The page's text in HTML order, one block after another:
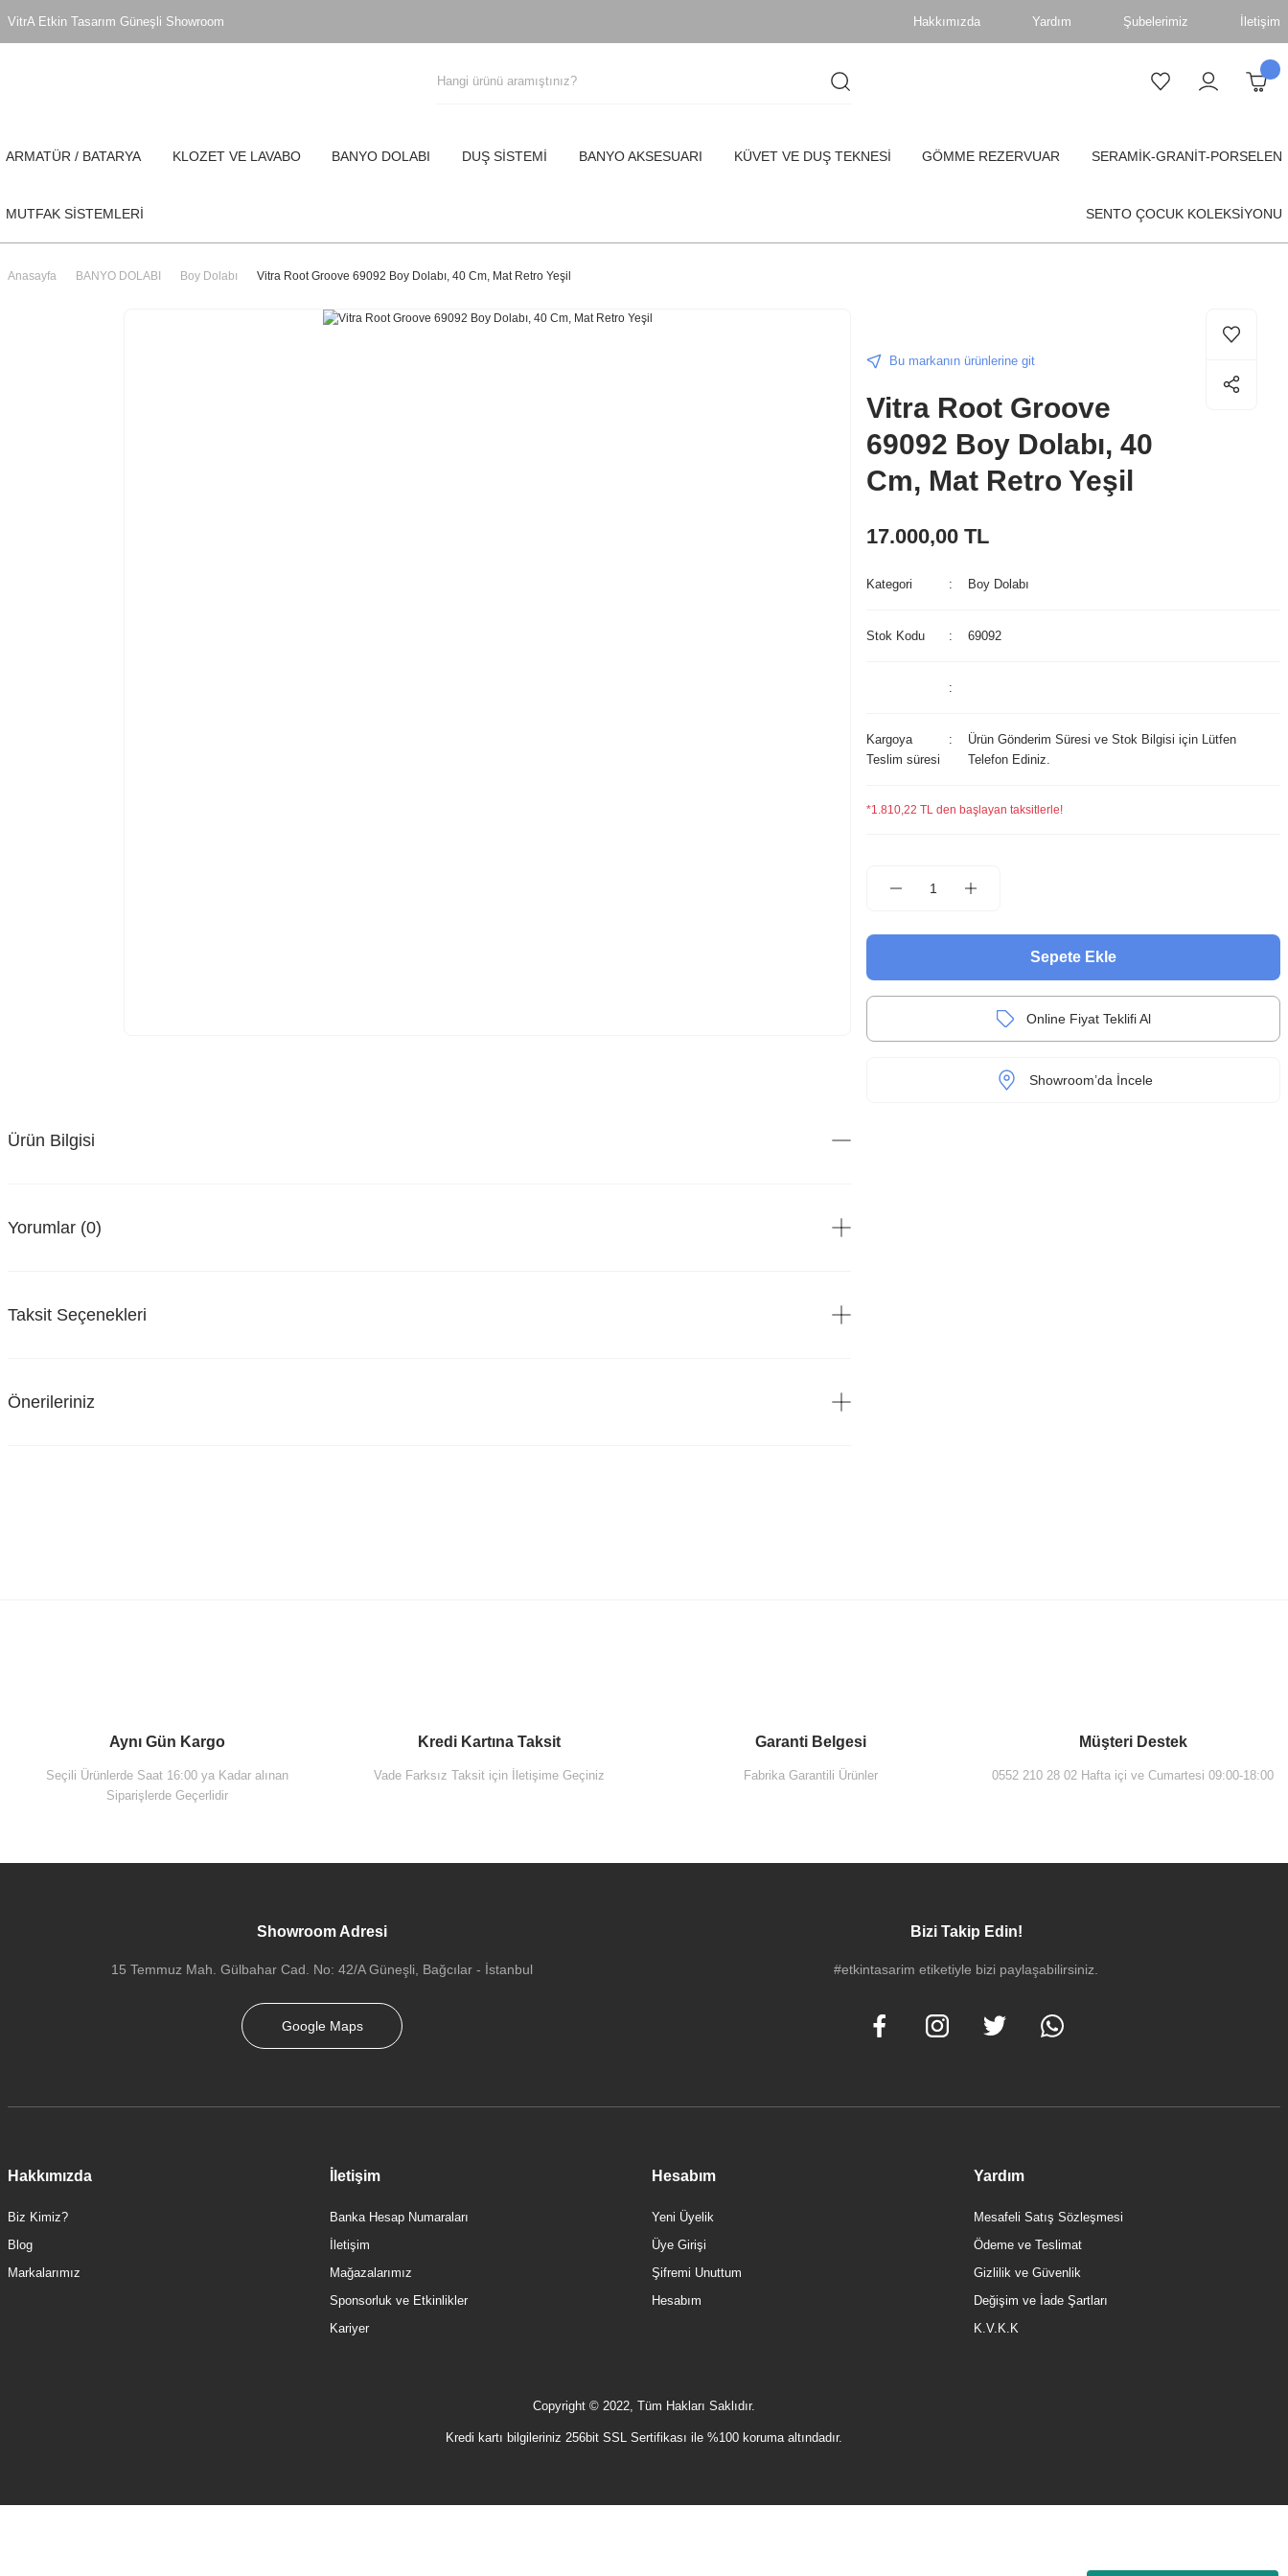
VitrA Etkin Tasarım Güneşli Showroom Hakkımızda Yardım Şubelerimiz İletişim
ARMATÜR / BATARYA KLOZET VE LAVABO BANYO DOLABI DUŞ SİSTEMİ BANYO AKSESUARI KÜVET VE DUŞ TEKNESİ GÖMME REZERVUAR SERAMİK-GRANİT-PORSELEN
MUTFAK SİSTEMLERİ SENTO ÇOCUK KOLEKSİYONU
Anasayfa BANYO DOLABI Boy Dolabı Vitra Root Groove 69092 Boy Dolabı, 40 Cm, Mat Retro Yeşil
Ürün Bilgisi
Yorumlar (0)
Taksit Seçenekleri
Önerileriniz
Bu markanın ürünlerine git
Vitra Root Groove
69092 Boy Dolabı, 40
Cm, Mat Retro Yeşil
17.000,00 TL
Kategori Boy Dolabı
Stok Kodu 69092
Kargoya
Teslim süresi
Ürün Gönderim Süresi ve Stok Bilgisi için Lütfen
Telefon Ediniz.
*1.810,22 TL den başlayan taksitlerle!
Sepete Ekle
Online Fiyat Teklifi Al
Showroom’da İncele
Aynı Gün Kargo
Seçili Ürünlerde Saat 16:00 ya Kadar alınan
Siparişlerde Geçerlidir
Kredi Kartına Taksit
Vade Farksız Taksit için İletişime Geçiniz
Garanti Belgesi
Fabrika Garantili Ürünler
Müşteri Destek
0552 210 28 02 Hafta içi ve Cumartesi 09:00-18:00
Showroom Adresi
15 Temmuz Mah. Gülbahar Cad. No: 42/A Güneşli, Bağcılar - İstanbul
Google Maps
Bizi Takip Edin!
#etkintasarim etiketiyle bizi paylaşabilirsiniz.
Hakkımızda
Biz Kimiz?
Blog
Markalarımız
İletişim
Banka Hesap Numaraları
İletişim
Mağazalarımız
Sponsorluk ve Etkinlikler
Kariyer
Hesabım
Yeni Üyelik
Üye Girişi
Şifremi Unuttum
Hesabım
Yardım
Mesafeli Satış Sözleşmesi
Ödeme ve Teslimat
Gizlilik ve Güvenlik
Değişim ve İade Şartları
K.V.K.K
Copyright © 2022, Tüm Hakları Saklıdır.
Kredi kartı bilgileriniz 256bit SSL Sertifikası ile %100 koruma altındadır.